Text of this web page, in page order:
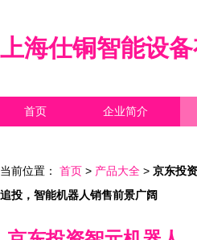
上海仕铜智能设备
首页 企业简介
当前位置： 首页 > 产品大全 > 京东投
追投，智能机器人销售前景广阔